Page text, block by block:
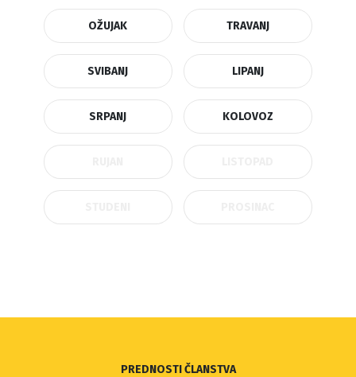
OŽUJAK TRAVANJ
SVIBANJ LIPANJ
SRPANJ KOLOVOZ
PREDNOSTI ČLANSTVA